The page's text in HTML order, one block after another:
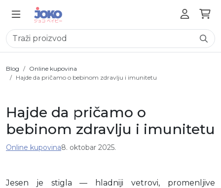
Blog
Online kupovina
Hajde da pričamo o bebinom zdravlju i imunitetu
Hajde da pričamo o
bebinom zdravlju i imunitetu
Online kupovina8. oktobar 2025.
Jesen je stigla — hladniji vetrovi, promenljive